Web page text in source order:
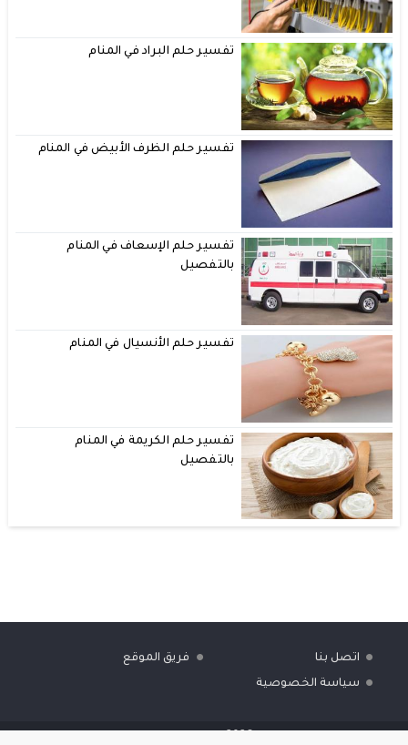
تفسير حلم البراد في المنام
تفسير حلم الظرف الأبيض في المنام
تفسير حلم الإسعاف في المنام
بالتفصيل
تفسير حلم الأنسيال في المنام
تفسير حلم الكريمة في المنام
بالتفصيل
اتصل بنا
سياسة الخصوصية
فريق الموقع